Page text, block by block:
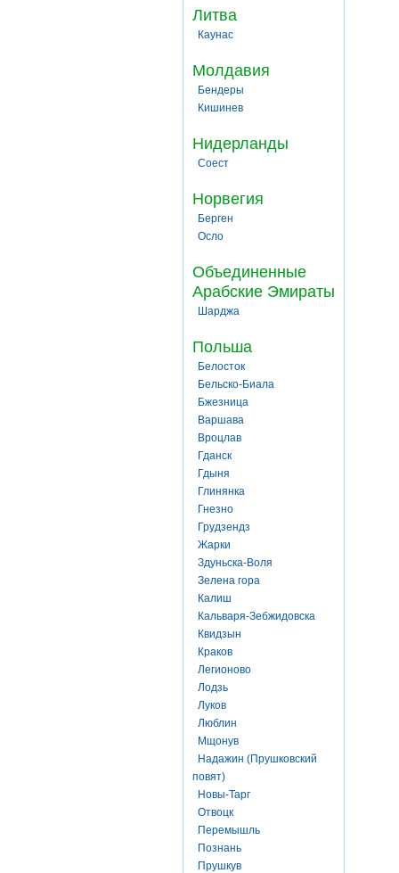
Литва
Каунас
Молдавия
Бендеры
Кишинев
Нидерланды
Соест
Норвегия
Берген
Осло
Объединенные
Арабские Эмираты
Шарджа
Польша
Белосток
Бельско-Биала
Бжезница
Варшава
Вроцлав
Гданск
Гдыня
Глинянка
Гнезно
Грудзендз
Жарки
Здуньска-Воля
Зелена гора
Калиш
Кальваря-Зебжидовска
Квидзын
Краков
Легионово
Лодзь
Луков
Люблин
Мщонув
Надажин (Прушковский
повят)
Новы-Тарг
Отвоцк
Перемышль
Познань
Прушкув